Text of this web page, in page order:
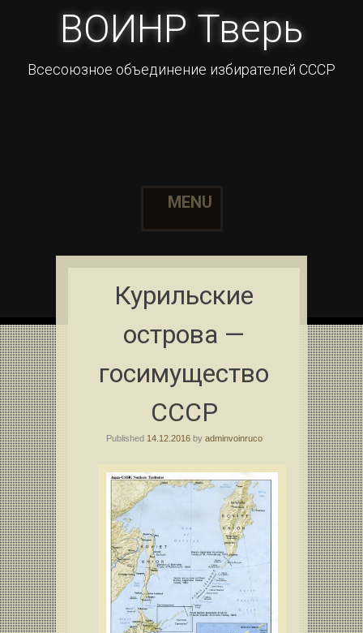
ВОИНР Тверь
Всесоюзное объединение избирателей СССР
MENU
Skip to content
Курильские
острова —
госимущество
СССР
Published 14.12.2016by adminvoinruco